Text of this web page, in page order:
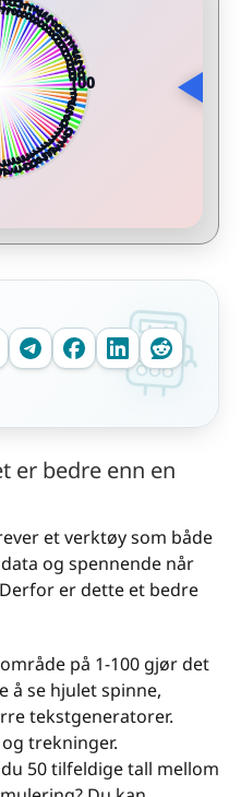
er bedre enn en
et verktøy som både
og spennende når
er dette et bedre
på 1-100 gjør det
å se hjulet spinne,
tekstgeneratorer.
trekninger.
50 tilfeldige tall mellom